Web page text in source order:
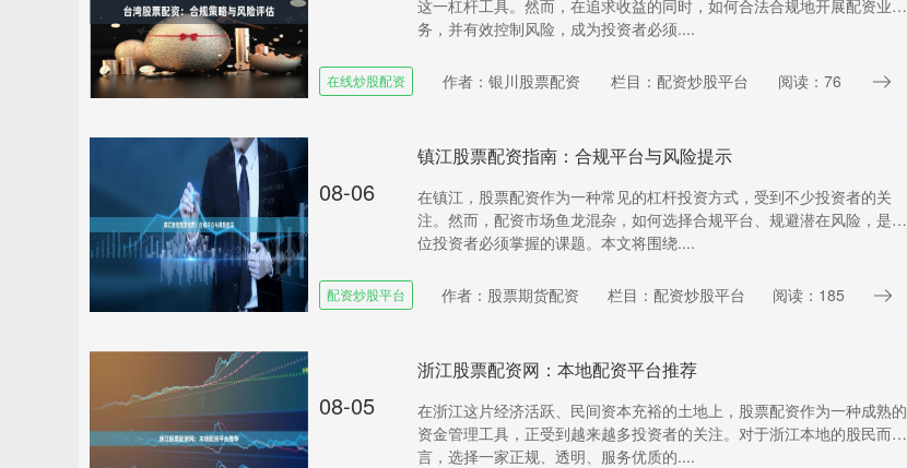
这一杠杆工具。然而，在追求收益的同时，如何合法合规地开展配资业
务，并有效控制风险，成为投资者必须....
在线炒股配资 作者：银川股票配资 栏目：配资炒股平台 阅读：76
08-06
镇江股票配资指南：合规平台与风险提示
在镇江，股票配资作为一种常见的杠杆投资方式，受到不少投资者的关
注。然而，配资市场鱼龙混杂，如何选择合规平台、规避潜在风险，是每
位投资者必须掌握的课题。本文将围绕....
配资炒股平台 作者：股票期货配资 栏目：配资炒股平台 阅读：185
08-05
浙江股票配资网：本地配资平台推荐
在浙江这片经济活跃、民间资本充裕的土地上，股票配资作为一种成熟的
资金管理工具，正受到越来越多投资者的关注。对于浙江本地的股民而
言，选择一家正规、透明、服务优质的....